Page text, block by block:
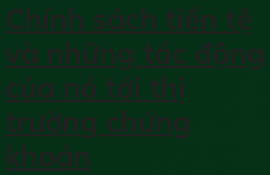
Chính sách tiền tệ
và những tác động
của nó tới thị
trường chứng
khoán